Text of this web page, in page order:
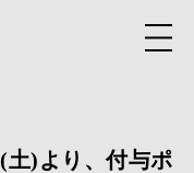
土)より、付与ポ